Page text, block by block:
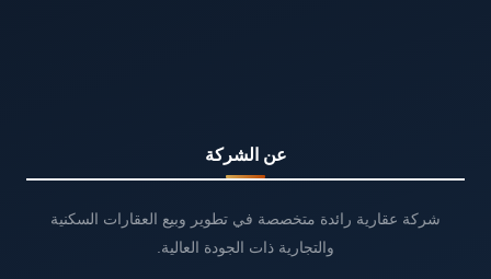
عن الشركة
شركة عقارية رائدة متخصصة في تطوير وبيع العقارات السكنية
والتجارية ذات الجودة العالية.